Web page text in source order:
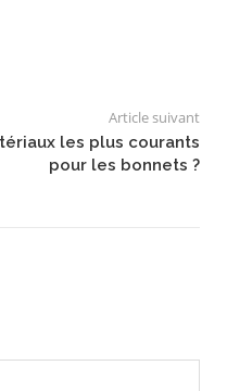
Article suivant
les plus courants
pour les bonnets ?